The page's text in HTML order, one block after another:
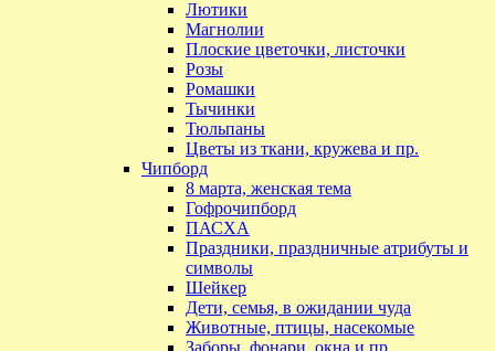
Лютики
Магнолии
Плоские цветочки, листочки
Розы
Ромашки
Тычинки
Тюльпаны
Цветы из ткани, кружева и пр.
Чипборд
8 марта, женская тема
Гофрочипборд
ПАСХА
Праздники, праздничные атрибуты и
символы
Шейкер
Дети, семья, в ожидании чуда
Животные, птицы, насекомые